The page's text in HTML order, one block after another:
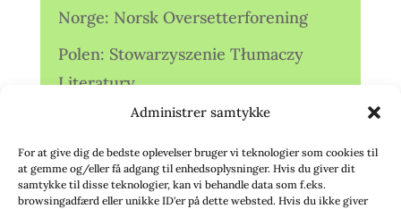
Administrer samtykke
For at give dig de bedste oplevelser bruger vi teknologier som cookies til
at gemme og/eller få adgang til enhedsoplysninger. Hvis du giver dit
samtykke til disse teknologier, kan vi behandle data som f.eks.
browsingadfærd eller unikke ID'er på dette websted. Hvis du ikke giver
Norge: Norsk Oversetterforening
Polen: Stowarzyszenie Tłumaczy
Literatury
Storbritannien: Translators
Association (TA)
Sverige: Översättarsektionen (Ö.)